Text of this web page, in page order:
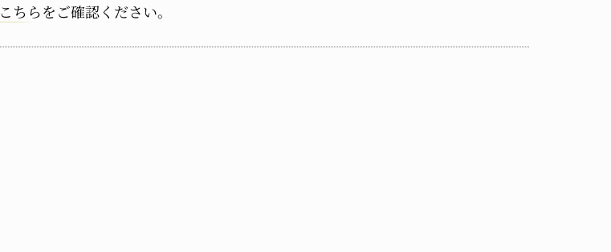
こちらをご確認ください。